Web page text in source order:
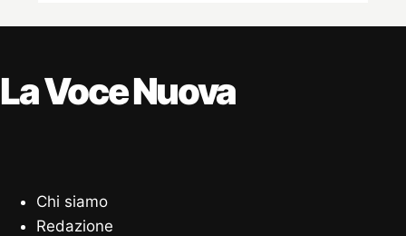
La Voce Nuova
Chi siamo
Redazione